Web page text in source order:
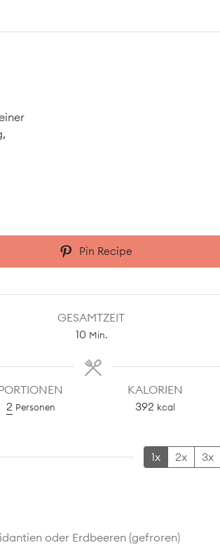
Pin Recipe
GESAMTZEIT
10Minuten
Min.
2 Personen
KALORIEN
392 kcal
1x 2x 3x
oder Erdbeeren (gefroren)